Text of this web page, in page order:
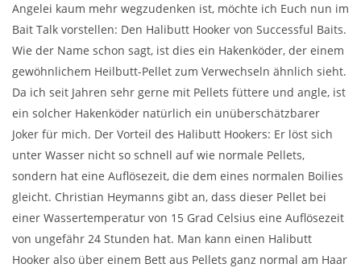
Angelei kaum mehr wegzudenken ist, möchte ich Euch nun im
Bait Talk vorstellen: Den Halibutt Hooker von Successful Baits.
Wie der Name schon sagt, ist dies ein Hakenköder, der einem
gewöhnlichem Heilbutt-Pellet zum Verwechseln ähnlich sieht.
Da ich seit Jahren sehr gerne mit Pellets füttere und angle, ist
ein solcher Hakenköder natürlich ein unüberschätzbarer
Joker für mich. Der Vorteil des Halibutt Hookers: Er löst sich
unter Wasser nicht so schnell auf wie normale Pellets,
sondern hat eine Auflösezeit, die dem eines normalen Boilies
gleicht. Christian Heymanns gibt an, dass dieser Pellet bei
einer Wassertemperatur von 15 Grad Celsius eine Auflösezeit
von ungefähr 24 Stunden hat. Man kann einen Halibutt
Hooker also über einem Bett aus Pellets ganz normal am Haar